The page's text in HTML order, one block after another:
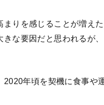
まりを感じることが増え
きな要因だと思われるが
2020年頃を契機に食事や